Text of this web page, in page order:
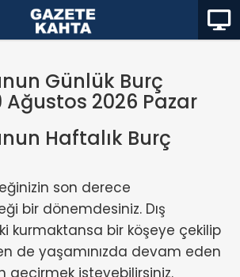
Günlük Burç
2026 Pazar
Haftalık Burç
son derece
bir dönemdesiniz. Dış
kurmaktansa bir köşeye çekilip
de yaşamınızda devam eden
geçirmek isteyebilirsiniz.